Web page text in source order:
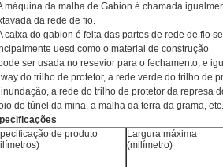
máquina da malha de Gabion é chamada
da rede de fio.
caixa do gabion é feita das partes de rede de fio
uesd como o material de construção
ser usada no resevior para o fechamento, e
do trilho de protetor, a rede verde do trilho de
a rede do trilho de protetor da represa
do túnel da mina, a malha da terra da grama, etc.
de produto
Largura máxima
(milímetro)